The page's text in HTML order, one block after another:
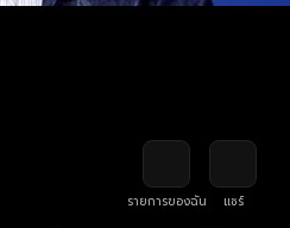
รายการของฉัน
แชร์